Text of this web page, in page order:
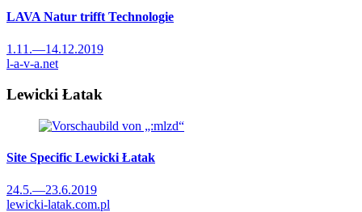
LAVA Natur trifft Technologie
1.11.—14.12.2019
l-a-v-a.net
Lewicki Łatak
Site Specific Lewicki Łatak
24.5.—23.6.2019
lewicki-latak.com.pl